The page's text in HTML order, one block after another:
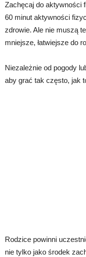
Zachęcaj do aktywności
60 minut aktywności
zdrowie. Ale nie muszą
mniejsze, łatwiejsze do
Niezależnie od pogody
aby grać tak często, jak
Rodzice powinni
nie tylko jako środek